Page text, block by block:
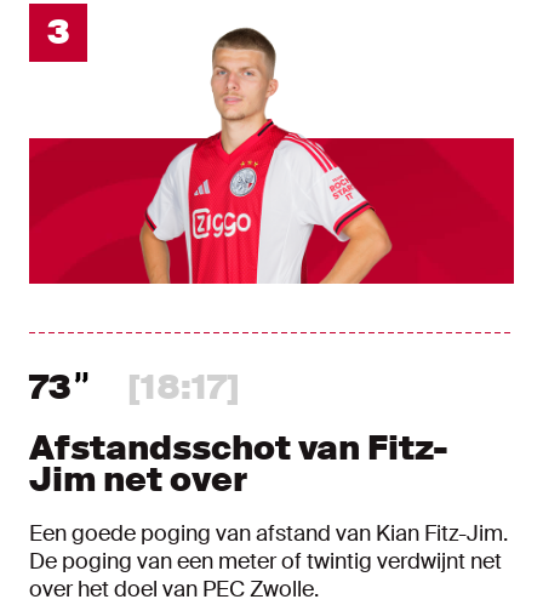
3
73
[18:17]
Afstandsschot van Fitz-
Jim net over
Een goede poging van afstand van Kian Fitz-Jim.
De poging van een meter of twintig verdwijnt net
over het doel van PEC Zwolle.